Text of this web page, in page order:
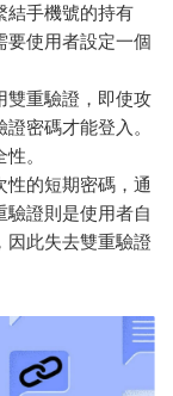
結手機號的持有
要使用者設定一個
雙重驗證，即使攻
密碼才能登入。
。
性的短期密碼，通
驗證則是使用者自
因此失去雙重驗證